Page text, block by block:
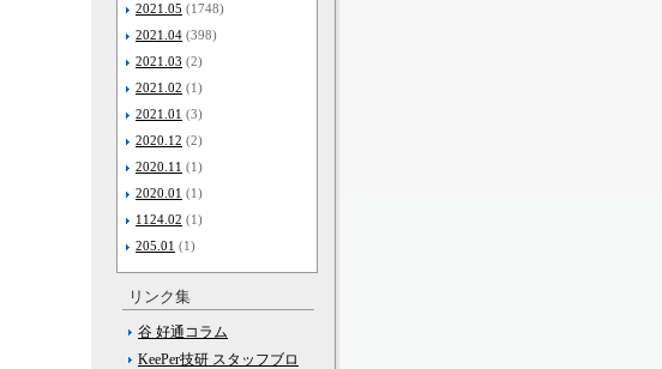
2021.05 (1748)
2021.04 (398)
2021.03 (2)
2021.02 (1)
2021.01 (3)
2020.12 (2)
2020.11 (1)
2020.01 (1)
1124.02 (1)
205.01 (1)
リンク集
谷 好通コラム
KeePer技研 スタッフブロ